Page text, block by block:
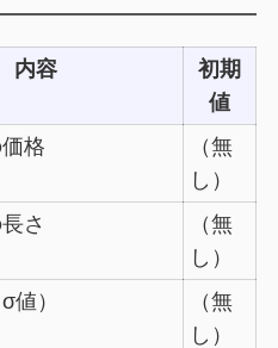
内容
初期
値
格
（無
し）
さ
（無
し）
値）
（無
し）